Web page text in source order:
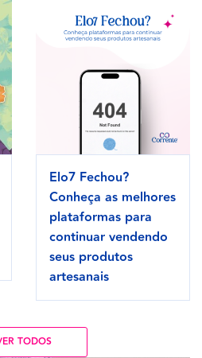
Elo7 Fechou?
Conheça as melhores
plataformas para
continuar vendendo
seus produtos
artesanais
TODOS